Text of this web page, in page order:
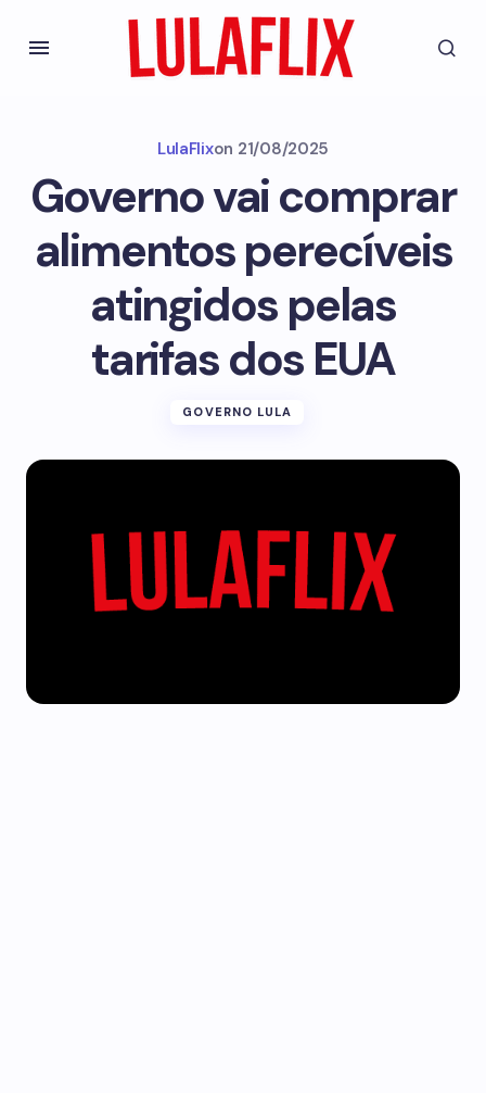
LulaFlixon 21/08/2025
Governo vai comprar
alimentos perecíveis
atingidos pelas
tarifas dos EUA
GOVERNO LULA